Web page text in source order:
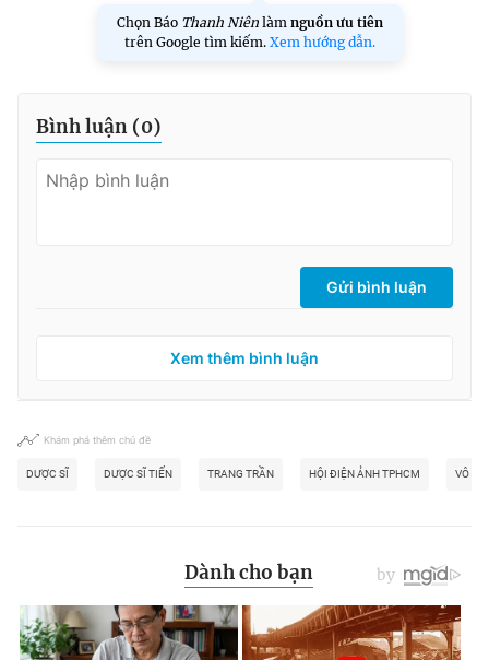
Chọn Báo Thanh Niên làm nguồn ưu tiên
trên Google tìm kiếm. Xem hướng dẫn.
Bình luận (0)
Gửi bình luận
Xem thêm bình luận
Khám phá thêm chủ đề
DƯỢC SĨ DƯỢC SĨ TIẾN TRANG TRẦN HỘI ĐIỆN ẢNH TPHCM VÔ